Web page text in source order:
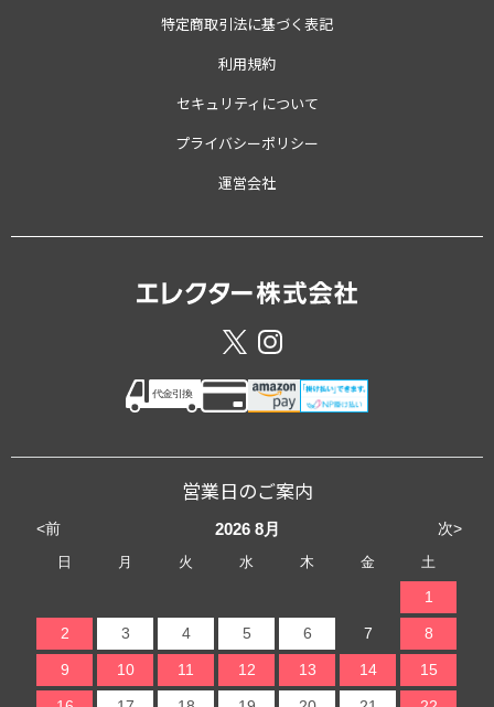
特定商取引法に基づく表記
利用規約
セキュリティについて
プライバシーポリシー
運営会社
営業日のご案内
<前 次>
2026 8月
日 月 火 水 木 金 土
1
2 3 4 5 6 7 8
9 10 11 12 13 14 15